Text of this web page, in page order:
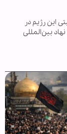
این رژیم در
بین‌المللی